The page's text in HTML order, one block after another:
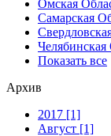
Омская
Самарская
Челябинская
Показать все
Архив
2017 [1]
Август [1]